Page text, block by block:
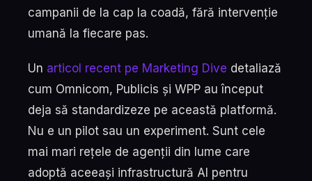
campanii de la cap la coadă, fără intervenție
umană la fiecare pas.
Un articol recent pe Marketing Dive detaliază
cum Omnicom, Publicis și WPP au început
deja să standardizeze pe această platformă.
Nu e un pilot sau un experiment. Sunt cele
mai mari rețele de agenții din lume care
adoptă aceeași infrastructură AI pentru